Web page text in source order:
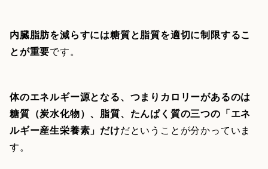
内臓脂肪を減らすには糖質と脂質を適切に制限するこ
とが重要です。
体のエネルギー源となる、つまりカロリーがあるのは
糖質（炭水化物）、脂質、たんぱく質の三つの「エネ
ルギー産生栄養素」だけだということが分かっていま
す。